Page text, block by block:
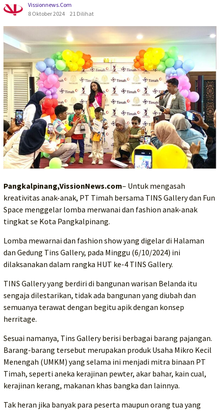
Vissionnews.com
8 Oktober 2024
21 Dilihat
Pangkalpinang,VissionNews.com– Untuk mengasah
kreativitas anak-anak, PT Timah bersama TINS Gallery dan Fun
Space menggelar lomba merwanai dan fashion anak-anak
tingkat se Kota Pangkalpinang.
Lomba mewarnai dan fashion show yang digelar di Halaman
dan Gedung Tins Gallery, pada Minggu (6/10/2024) ini
dilaksanakan dalam rangka HUT ke-4 TINS Gallery.
TINS Gallery yang berdiri di bangunan warisan Belanda itu
sengaja dilestarikan, tidak ada bangunan yang diubah dan
semuanya terawat dengan begitu apik dengan konsep
herritage.
Sesuai namanya, Tins Gallery berisi berbagai barang pajangan.
Barang-barang tersebut merupakan produk Usaha Mikro Kecil
Menengah (UMKM) yang selama ini menjadi mitra binaan PT
Timah, seperti aneka kerajinan pewter, akar bahar, kain cual,
kerajinan kerang, makanan khas bangka dan lainnya.
Tak heran jika banyak para peserta maupun orang tua yang